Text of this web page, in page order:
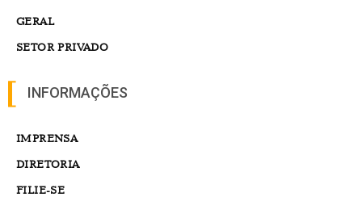
GERAL
SETOR PRIVADO
INFORMAÇÕES
IMPRENSA
DIRETORIA
FILIE-SE